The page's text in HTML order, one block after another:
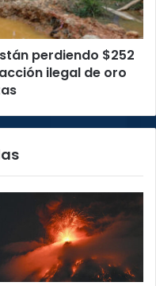
perdiendo $252
ilegal de oro